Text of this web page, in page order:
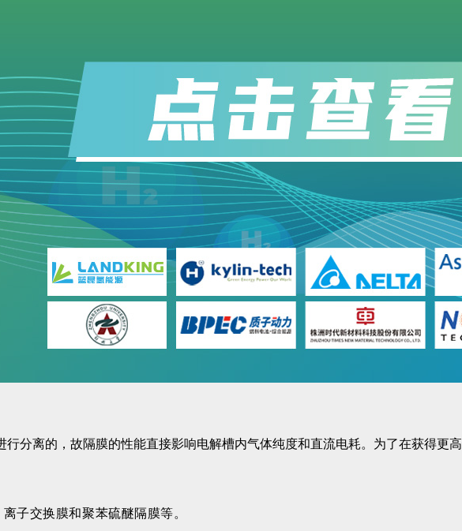
分离的，故隔膜的性能直接影响电解槽内气体纯度和直流电耗。为了在获得更
子交换膜和聚苯硫醚隔膜等。